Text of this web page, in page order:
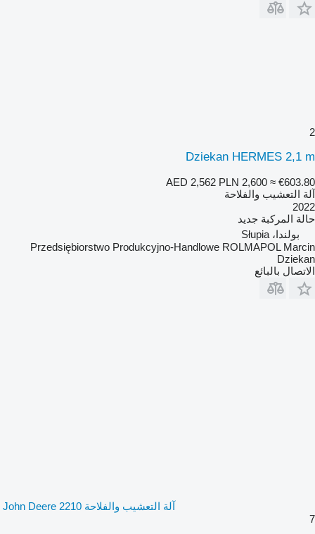
2
Dziekan HERMES 2,1 m
AED 2,562 PLN 2,600 ≈ €603.80
آلة التعشيب والفلاحة
2022
حالة المركبة جديد
بولندا، Słupia
Przedsiębiorstwo Produkcyjno-Handlowe ROLMAPOL Marcin
Dziekan
الاتصال بالبائع
آلة التعشيب والفلاحة John Deere 2210
7